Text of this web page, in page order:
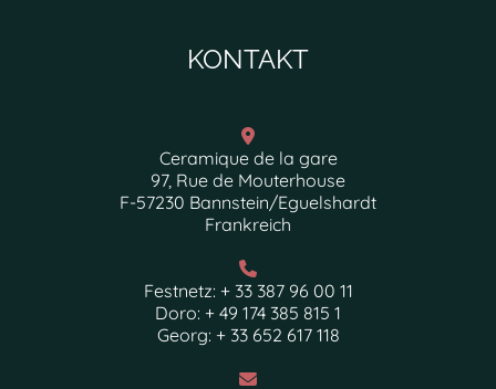
KONTAKT
Ceramique de la gare
97, Rue de Mouterhouse
F-57230 Bannstein/Eguelshardt
Frankreich
Festnetz: + 33 387 96 00 11
Doro: + 49 174 385 815 1
Georg: + 33 652 617 118